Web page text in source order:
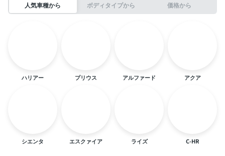
人気車種から ボディタイプから 価格から
ハリアー プリウス アルファード アクア
シエンタ エスクァイア ライズ C-HR